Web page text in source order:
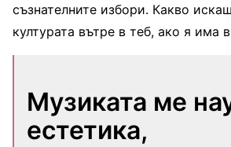
съзнателните избори. Какво
културата вътре в теб, ако я има
Музиката ме
естетика,